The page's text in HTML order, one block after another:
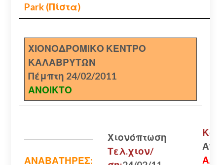
Park (Πίστα)
ΧΙΟΝΟΔΡΟΜΙΚΟ ΚΕΝΤΡΟ
ΚΑΛΑΒΡΥΤΩΝ
Πέμπτη 24/02/2011
ΑΝΟΙΚΤΟ
ΑΝΑΒΑΤΗΡΕΣ:
Χιονόπτωση
Τελ.χιον/